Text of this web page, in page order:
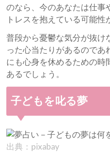
のなら、今のあなたは仕事
トレスを抱えている可能性
普段から憂鬱な気分が抜け
った心当たりがあるのであ
にも心身を休めるための時
あるでしょう。
子どもを叱る夢
出典：pixabay